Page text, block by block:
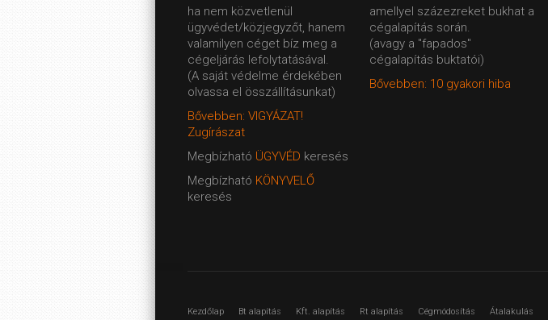
ha nem közvetlenül
ügyvédet/közjegyzőt, hanem
valamilyen céget bíz meg a
cégeljárás lefolytatásával.
(A saját védelme érdekében
olvassa el összállításunkat)
Bővebben: VIGYÁZAT!
Zugírászat
Megbízható ÜGYVÉD keresés
Megbízható KÖNYVELŐ
keresés
amellyel százezreket bukhat a
cégalapítás során.
(avagy a "fapados"
cégalapítás buktatói)
Bővebben: 10 gyakori hiba
Kezdőlap Bt alapítás Kft. alapítás Rt alapítás Cégmódosítás Átalakulás